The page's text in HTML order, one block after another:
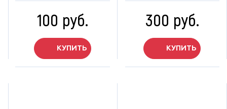
100 руб.
КУПИТЬ
300 руб.
КУПИТЬ